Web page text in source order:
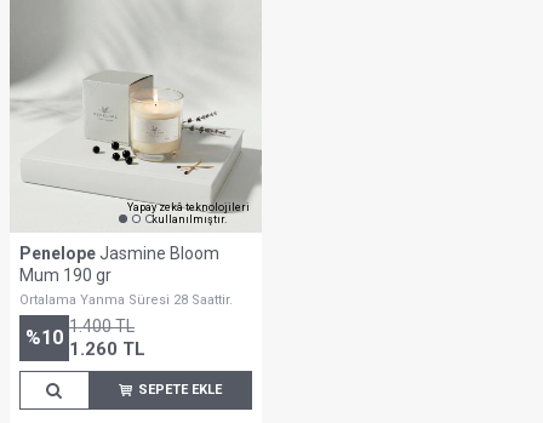
Yapay zekâ teknolojileri
kullanılmıştır.
PenelopeJasmine Bloom
Mum 190 gr
Ortalama Yanma Süresi 28 Saattir.
%10 1.400TL
1.260 TL
SEPETE EKLE